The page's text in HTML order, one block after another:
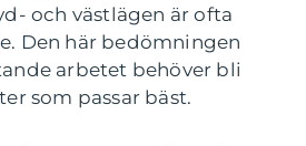
och västlägen är ofta
Den här bedömningen
arbetet behöver bli
som passar bäst.